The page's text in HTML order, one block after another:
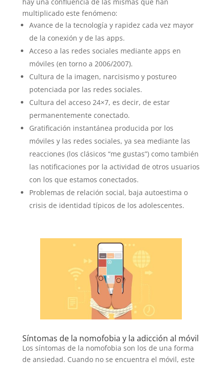
multiplicado este fenómeno:
Avance de la tecnología y rapidez cada vez mayor
de la conexión y de las apps.
Acceso a las redes sociales mediante apps en
móviles (en torno a 2006/2007).
Cultura de la imagen, narcisismo y postureo
potenciada por las redes sociales.
Cultura del acceso 24×7, es decir, de estar
permanentemente conectado.
Gratificación instantánea producida por los
móviles y las redes sociales, ya sea mediante las
reacciones (los clásicos “me gustas”) como también
las notificaciones por la actividad de otros usuarios
con los que estamos conectados.
Problemas de relación social, baja autoestima o
crisis de identidad típicos de los adolescentes.
Síntomas de la nomofobia y la adicción al móvil
Los síntomas de la nomofobia son los de una forma
de ansiedad. Cuando no se encuentra el móvil, este